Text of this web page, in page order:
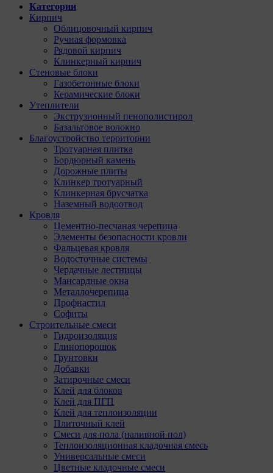
Категории
Кирпич
Облицовочный кирпич
Ручная формовка
Рядовой кирпич
Клинкерный кирпич
Стеновые блоки
Газобетонные блоки
Керамические блоки
Утеплители
Экструзионный пенополистирол
Базальтовое волокно
Благоустройство территории
Тротуарная плитка
Бордюрный камень
Дорожные плиты
Клинкер тротуарный
Клинкерная брусчатка
Наземный водоотвод
Кровля
Цементно-песчаная черепица
Элементы безопасности кровли
Фальцевая кровля
Водосточные системы
Чердачные лестницы
Мансардные окна
Металлочерепица
Профнастил
Софиты
Строительные смеси
Гидроизоляция
Глинопорошок
Грунтовки
Добавки
Затирочные смеси
Клей для блоков
Клей для ПГП
Клей для теплоизоляции
Плиточный клей
Смеси для пола (наливной пол)
Теплоизоляционная кладочная смесь
Универсальные смеси
Цветные кладочные смеси